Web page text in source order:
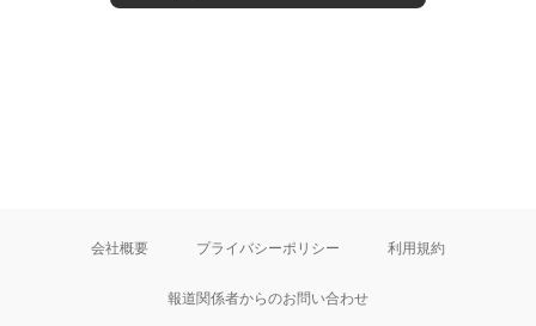
会社概要 プライバシーポリシー 利用規約
報道関係者からのお問い合わせ